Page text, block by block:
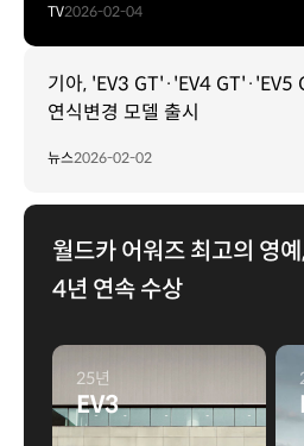
TV2026-02-04
기아, 'EV3 GT'·'EV4 GT'·'EV5
연식변경 모델 출시
뉴스2026-02-02
월드카 어워즈 최고의 영
4년 연속 수상
25년
EV3